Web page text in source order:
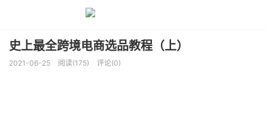
史上最全跨境电商选品教程（上）
2021-06-25 阅读(175) 评论(0)